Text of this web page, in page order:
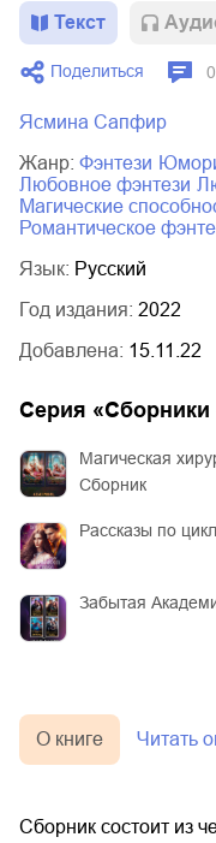
Текст
Поделиться 0
Ясмина Сапфир
Жанр:
фэнтези
любовное фэнтези
магические
романтическое
Язык: Русский
Год издания: 2022
Добавлена: 15.11.22
Серия «
Магическая
Сборник
Рассказы по
Забытая
О книге Читать
Сборник состоит из